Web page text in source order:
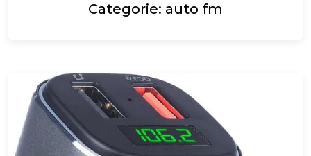
Categorie: auto fm